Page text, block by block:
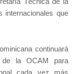
que
continuará
de la OCAM para